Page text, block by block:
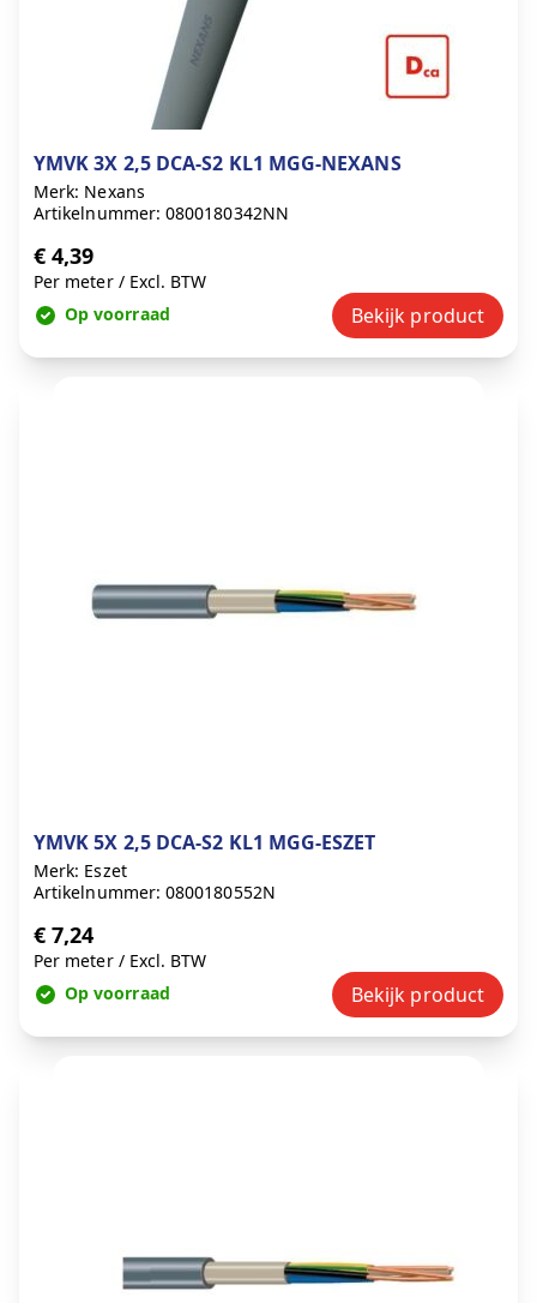
YMVK 3X 2,5 DCA-S2 KL1 MGG-NEXANS
Merk: Nexans
Artikelnummer: 0800180342NN
€ 4,39
Per meter/ Excl. BTW
Op voorraad
Bekijk product
YMVK 5X 2,5 DCA-S2 KL1 MGG-ESZET
Merk: Eszet
Artikelnummer: 0800180552N
€ 7,24
Per meter/ Excl. BTW
Op voorraad
Bekijk product